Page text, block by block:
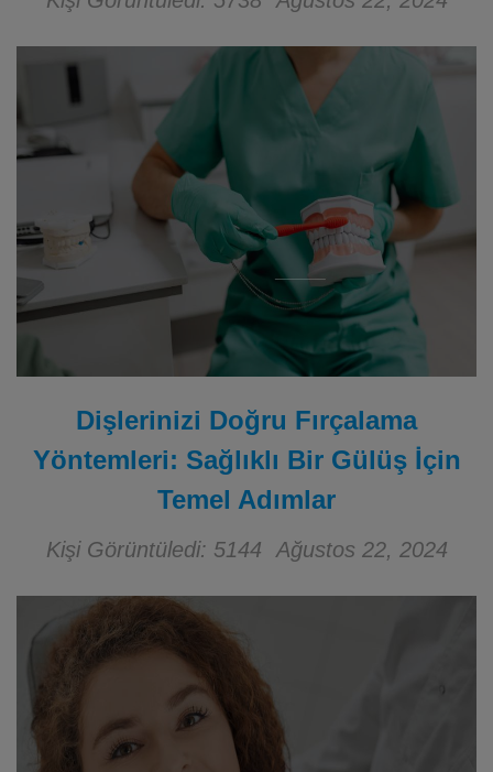
Dişlerinizi Doğru Fırçalama
Yöntemleri: Sağlıklı Bir Gülüş İçin
Temel Adımlar
Kişi Görüntüledi: 5144 Ağustos 22, 2024